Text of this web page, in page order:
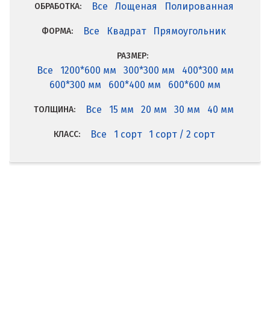
ОБРАБОТКА: Все Лощеная Полированная
ФОРМА: Все Квадрат Прямоугольник
РАЗМЕР:
Все 1200*600 мм 300*300 мм
400*300 мм
600*300 мм
600*400 мм 600*600 мм
ТОЛЩИНА: Все 15 мм 20 мм 30 мм 40 мм
КЛАСС: Все 1 сорт 1 сорт / 2 сорт